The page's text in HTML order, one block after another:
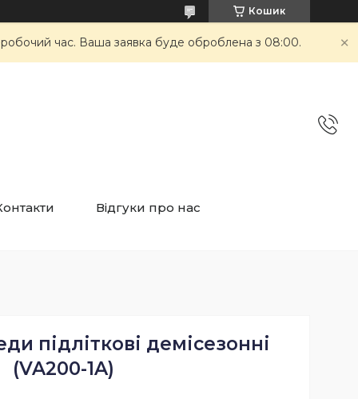
Кошик
час. Ваша заявка буде оброблена з 08:00.
Відгуки про нас
підліткові демісезонні
(VA200-1A)